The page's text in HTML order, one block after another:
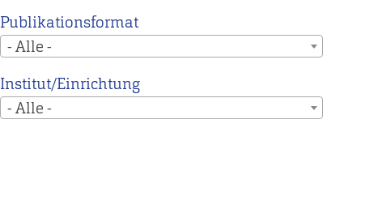
main
page
Publikationsformat
- Alle -
Institut/Einrichtung
- Alle -